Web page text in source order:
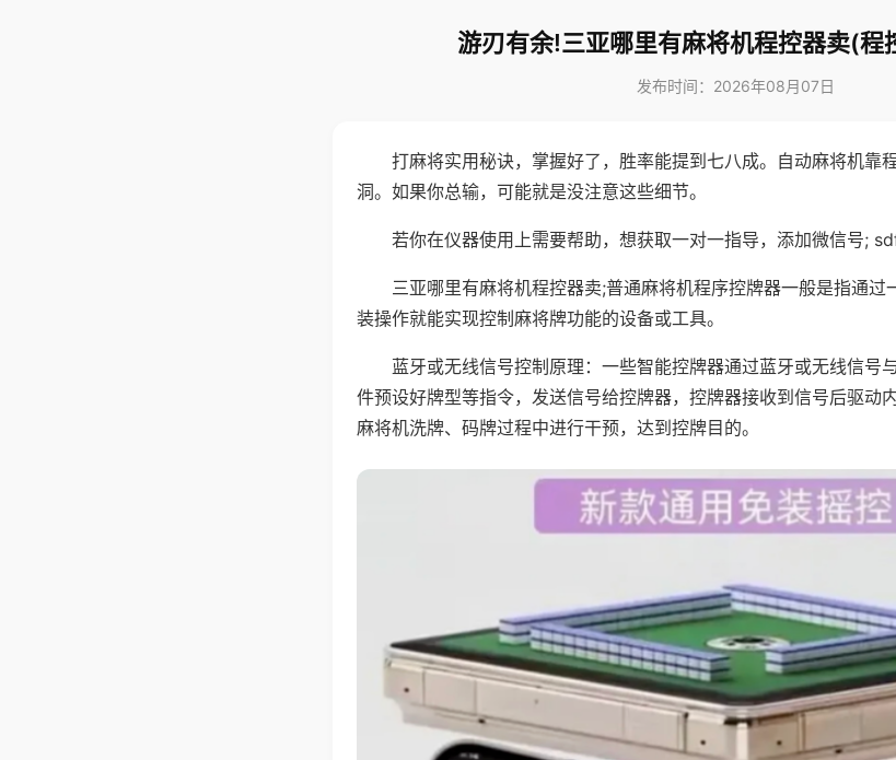
游刃有余!三亚哪里有麻将机程控器卖(程
发布时间：2026年08月07日
打麻将实用秘诀，掌握好了，胜率能提到七八成。自动麻将机靠
洞。如果你总输，可能就是没注意这些细节。
若你在仪器使用上需要帮助，想获取一对一指导，添加微信号;
三亚哪里有麻将机程控器卖;普通麻将机程序控牌器一般是指通过
装操作就能实现控制麻将牌功能的设备或工具。
蓝牙或无线信号控制原理：一些智能控牌器通过蓝牙或无线信号
件预设好牌型等指令，发送信号给控牌器，控牌器接收到信号后驱动
麻将机洗牌、码牌过程中进行干预，达到控牌目的。